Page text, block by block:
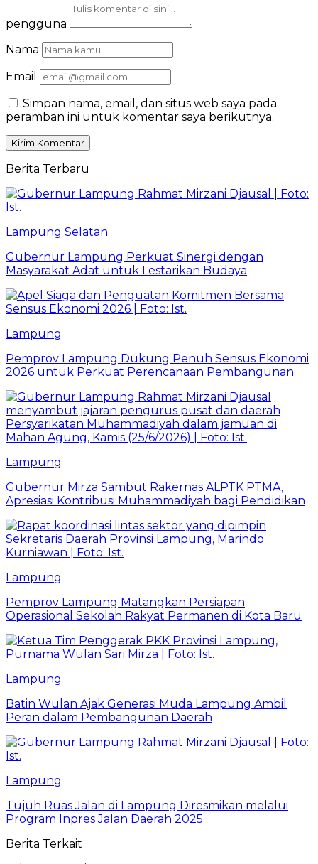
pengguna
Nama
Email
Simpan nama, email, dan situs web saya pada
peramban ini untuk komentar saya berikutnya.
Berita Terbaru
Lampung Selatan
Gubernur Lampung Perkuat Sinergi dengan
Masyarakat Adat untuk Lestarikan Budaya
Lampung
Pemprov Lampung Dukung Penuh Sensus Ekonomi
2026 untuk Perkuat Perencanaan Pembangunan
Lampung
Gubernur Mirza Sambut Rakernas ALPTK PTMA,
Apresiasi Kontribusi Muhammadiyah bagi Pendidikan
Lampung
Pemprov Lampung Matangkan Persiapan
Operasional Sekolah Rakyat Permanen di Kota Baru
Lampung
Batin Wulan Ajak Generasi Muda Lampung Ambil
Peran dalam Pembangunan Daerah
Lampung
Tujuh Ruas Jalan di Lampung Diresmikan melalui
Program Inpres Jalan Daerah 2025
Berita Terkait